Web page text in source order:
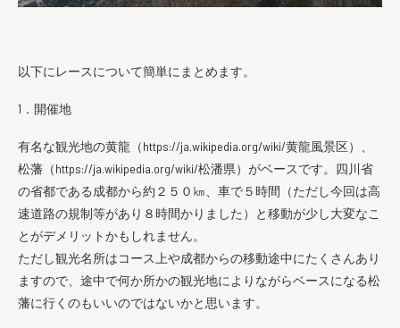
以下にレースについて簡単にまとめます。
1．開催地
有名な観光地の黄龍（https://ja.wikipedia.org/wiki/黄龍風景区）、
松藩（https://ja.wikipedia.org/wiki/松潘県）がベースです。四川省
の省都である成都から約２５０㎞、車で５時間（ただし今回は高
速道路の規制等があり８時間かりました）と移動が少し大変なこ
とがデメリットかもしれません。
ただし観光名所はコース上や成都からの移動途中にたくさんあり
ますので、途中で何か所かの観光地によりながらベースになる松
藩に行くのもいいのではないかと思います。